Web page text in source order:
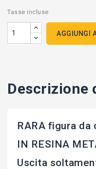
Tasse incluse
AGGIUNGI
Descrizione
RARA figura da
IN RESINA
Uscita